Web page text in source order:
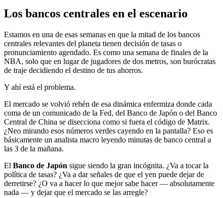
Los bancos centrales en el escenario
Estamos en una de esas semanas en que la mitad de los bancos
centrales relevantes del planeta tienen decisión de tasas o
pronunciamiento agendado. Es como una semana de finales de la
NBA, solo que en lugar de jugadores de dos metros, son burócratas
de traje decidiendo el destino de tus ahorros.
Y ahí está el problema.
El mercado se volvió rehén de esa dinámica enfermiza donde cada
coma de un comunicado de la Fed, del Banco de Japón o del Banco
Central de China se disecciona como si fuera el código de Matrix.
¿Neo mirando esos números verdes cayendo en la pantalla? Eso es
básicamente un analista macro leyendo minutas de banco central a
las 3 de la mañana.
El Banco de Japón sigue siendo la gran incógnita. ¿Va a tocar la
política de tasas? ¿Va a dar señales de que el yen puede dejar de
derretirse? ¿O va a hacer lo que mejor sabe hacer — absolutamente
nada — y dejar que el mercado se las arregle?